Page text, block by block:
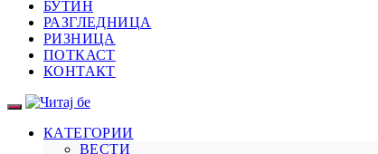
БУТИН
РАЗГЛЕДНИЦА
РИЗНИЦА
ПОТКАСТ
КОНТАКТ
КАТЕГОРИИ
ВЕСТИ